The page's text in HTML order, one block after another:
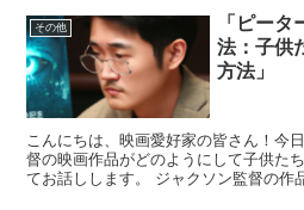
その他
「ピー
法：子供
方法」
こんにちは、映画愛好家の皆さん！今
督の映画作品がどのようにして子供た
てお話しします。 ジャクソン監督の作